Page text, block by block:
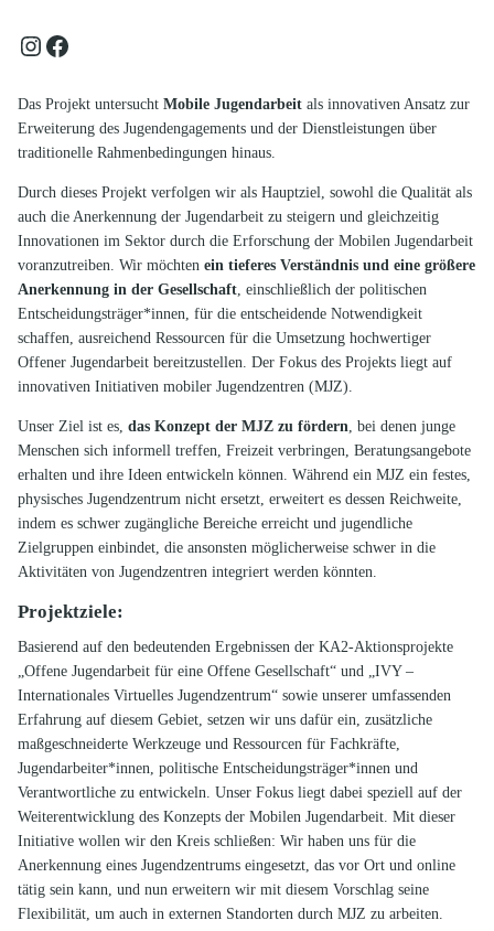
Instagram Facebook
Das Projekt untersucht Mobile Jugendarbeit als innovativen Ansatz zur
Erweiterung des Jugendengagements und der Dienstleistungen über
traditionelle Rahmenbedingungen hinaus.
Durch dieses Projekt verfolgen wir als Hauptziel, sowohl die Qualität als
auch die Anerkennung der Jugendarbeit zu steigern und gleichzeitig
Innovationen im Sektor durch die Erforschung der Mobilen Jugendarbeit
voranzutreiben. Wir möchtenein tieferes Verständnis und eine größere
Anerkennung in der Gesellschaft, einschließlich der politischen
Entscheidungsträger*innen, für die entscheidende Notwendigkeit
schaffen, ausreichend Ressourcen für die Umsetzung hochwertiger
Offener Jugendarbeit bereitzustellen. Der Fokus des Projekts liegt auf
innovativen Initiativen mobiler Jugendzentren (MJZ).
Unser Ziel ist es, das Konzept der MJZ zu fördern, bei denen junge
Menschen sich informell treffen, Freizeit verbringen, Beratungsangebote
erhalten und ihre Ideen entwickeln können. Während ein MJZ ein festes,
physisches Jugendzentrum nicht ersetzt, erweitert es dessen Reichweite,
indem es schwer zugängliche Bereiche erreicht und jugendliche
Zielgruppen einbindet, die ansonsten möglicherweise schwer in die
Aktivitäten von Jugendzentren integriert werden könnten.
Projektziele:
Basierend auf den bedeutenden Ergebnissen der KA2-Aktionsprojekte
„Offene Jugendarbeit für eine Offene Gesellschaft“ und „IVY –
Internationales Virtuelles Jugendzentrum“ sowie unserer umfassenden
Erfahrung auf diesem Gebiet, setzen wir uns dafür ein, zusätzliche
maßgeschneiderte Werkzeuge und Ressourcen für Fachkräfte,
Jugendarbeiter*innen, politische Entscheidungsträger*innen und
Verantwortliche zu entwickeln. Unser Fokus liegt dabei speziell auf der
Weiterentwicklung des Konzepts der Mobilen Jugendarbeit. Mit dieser
Initiative wollen wir den Kreis schließen: Wir haben uns für die
Anerkennung eines Jugendzentrums eingesetzt, das vor Ort und online
tätig sein kann, und nun erweitern wir mit diesem Vorschlag seine
Flexibilität, um auch in externen Standorten durch MJZ zu arbeiten.